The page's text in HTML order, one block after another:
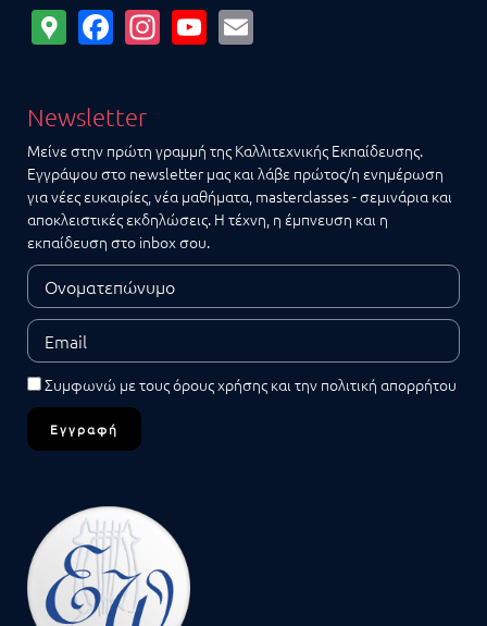
Google
Maps
Facebook
Instagram
YouTube
Newsletter
Μείνε στην πρώτη γραμμή της Καλλιτεχνικής Εκπαίδευσης.
Εγγράψου στο newsletter μας και λάβε πρώτος/η ενημέρωση
για νέες ευκαιρίες, νέα μαθήματα, masterclasses - σεμινάρια και
αποκλειστικές εκδηλώσεις. Η τέχνη, η έμπνευση και η
εκπαίδευση στο inbox σου.
Συμφωνώ με τουςόρους χρήσης και την πολιτική απορρήτου
Εγγραφή